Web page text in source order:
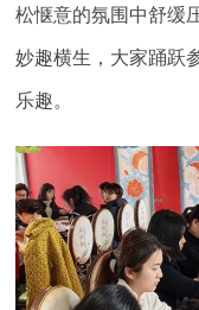
松惬意的氛围中舒缓
妙趣横生，大家踊跃
乐趣。